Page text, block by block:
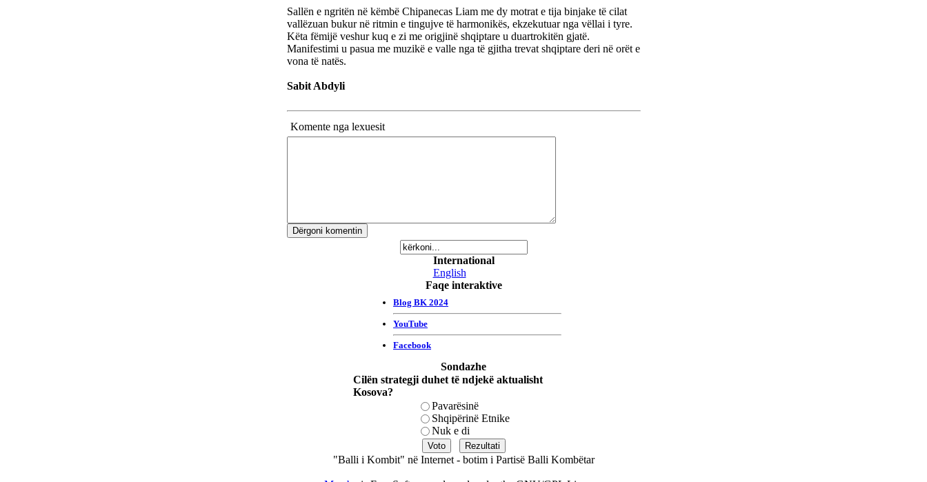
Sallën e ngritën në këmbë Chipanecas Liam me dy motrat e tija binjake të cilat
vallëzuan bukur në ritmin e tingujve të harmonikës, ekzekutuar nga vëllai i tyre.
Këta fëmijë veshur kuq e zi me origjinë shqiptare u duartrokitën gjatë.
Manifestimi u pasua me muzikë e valle nga të gjitha trevat shqiptare deri në orët e
vona të natës.
Sabit Abdyli
Komente nga lexuesit
International
English
Faqe interaktive
Sondazhe
Cilën strategji duhet të ndjekë aktualisht
Kosova?
Pavarësinë
Shqipërinë Etnike
Nuk e di
"Balli i Kombit" në Internet - botim i Partisë Balli Kombëtar